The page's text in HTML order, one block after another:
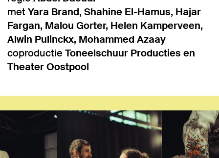
met Yara Brand, Shahine El-Hamus, Hajar
Fargan, Malou Gorter, Helen Kamperveen,
Alwin Pulinckx, Mohammed Azaay
coproductie Toneelschuur Producties en
Theater Oostpool